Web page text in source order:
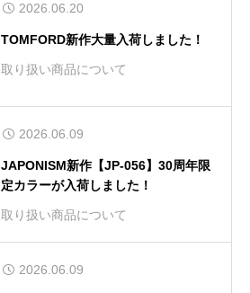
2026.06.20
TOMFORD新作大量入荷しました！
取り扱い商品について
2026.06.09
JAPONISM新作【JP-056】30周年限
定カラーが入荷しました！
取り扱い商品について
2026.06.09